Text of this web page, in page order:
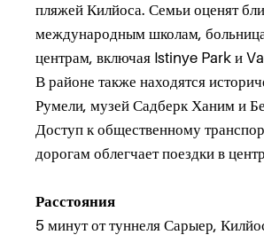
пляжей Килйоса. Семьи оценят
международным школам,
центрам, включая Istinye Park и
В районе также находятся
Румели, музей Садберк Ханим и
Доступ к общественному
дорогам облегчает поездки в
Расстояния
5 минут от туннеля Сарыер,